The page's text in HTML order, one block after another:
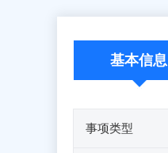
基本信息
事项类型